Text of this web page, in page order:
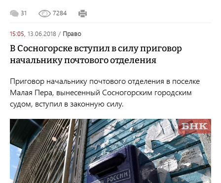
31 7284
15:05, 13.06.2018 / право
В Сосногорске вступил в силу приговор
начальнику почтового отделения
Приговор начальнику почтового отделения в поселке
Малая Пера, вынесенный Сосногорским городским
судом, вступил в законную силу.